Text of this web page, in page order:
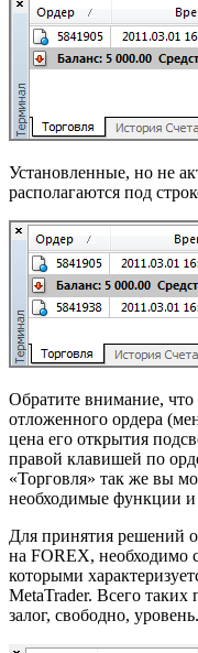
Установленные, но не
располагаются под
Обратите внимание, что
отложенного ордера
цена его открытия
правой клавишей по
«Торговля» так же вы
необходимые функции и
Для принятия решений
на FOREX, необходимо
которыми
MetaTrader. Всего таких
залог, свободно, уровень.